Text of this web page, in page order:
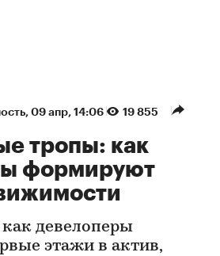
09 апр, 14:06 19 855
тропы: как
формируют
девелоперы
этажи в актив,